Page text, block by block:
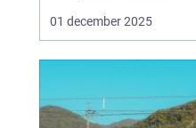
og travle byer. For
af de bedste måder at
komme rundt på ved at
01 december 2025